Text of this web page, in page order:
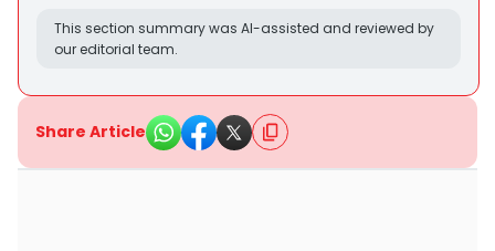
This section summary was AI-assisted and reviewed by
our editorial team.
Share Article